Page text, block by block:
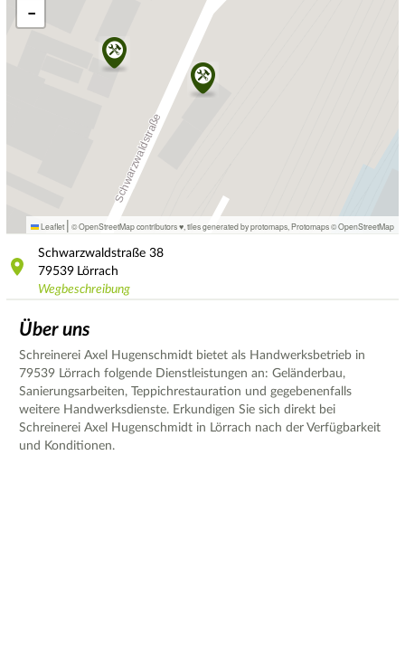
−
Leaflet | © OpenStreetMap contributors ♥, tiles generated by protomaps Protomaps©OpenStreetMap
Schwarzwaldstraße 38
79539 Lörrach
Wegbeschreibung
Über uns
Schreinerei Axel Hugenschmidt bietet als Handwerksbetrieb in
79539 Lörrach folgende Dienstleistungen an: Geländerbau,
Sanierungsarbeiten, Teppichrestauration und gegebenenfalls
weitere Handwerksdienste. Erkundigen Sie sich direkt bei
Schreinerei Axel Hugenschmidt in Lörrach nach der Verfügbarkeit
und Konditionen.